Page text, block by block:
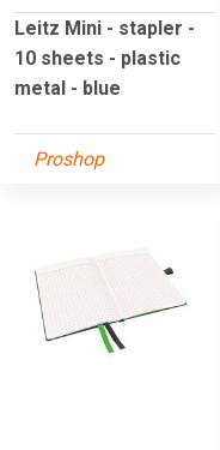
Leitz Mini - stapler -
10 sheets - plastic
metal - blue
Proshop